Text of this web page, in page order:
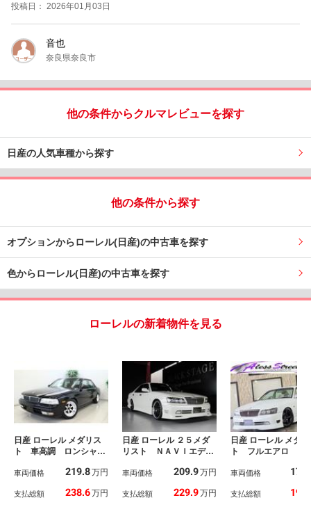
投稿日： 2026年01月03日
音也
奈良県奈良市
他の条件からクルマレビューを探す
日産の人気車種から探す
他の条件から探す
オプションからローレル(日産)の中古車を探す
色からローレル(日産)の中古車を探す
ローレルの新着物件を見る
日産 ローレル メダリス
ト 車高調 ロンシャン
トライト Ｂｌｕｅｔｏ
車両価格 219.8万円
支払総額 238.6万円
日産 ローレル ２５メダ
リスト ＮＡＶＩエディ
スタイリング 新品Ａｎ
ｉｎｃｈアルミホイー
車両価格 209.9万円
支払総額 229.9万円
日産 ローレル メダ
ト フルエアロ 新
ＲＯＳＳ ＳＰＥ
ホイール 新品タイ
車両価格 177
支払総額 195